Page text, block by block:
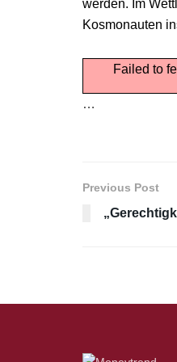
werden. Im
Kosmonauten
Failed to
…
Previous Post